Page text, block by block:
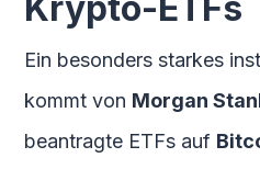
Ein besonders starkes
kommt von Morgan
beantragte ETFs auf